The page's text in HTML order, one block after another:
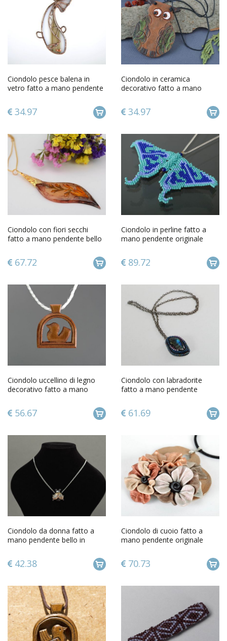
Ciondolo pesce balena in
vetro fatto a mano pendente
34.97
Ciondolo in ceramica
decorativo fatto a mano
34.97
Ciondolo con fiori secchi
fatto a mano pendente bello
67.72
Ciondolo in perline fatto a
mano pendente originale
89.72
Ciondolo uccellino di legno
decorativo fatto a mano
56.67
Ciondolo con labradorite
fatto a mano pendente
61.69
Ciondolo da donna fatto a
mano pendente bello in
scarabeo
42.38
Ciondolo di cuoio fatto a
mano pendente originale
70.73